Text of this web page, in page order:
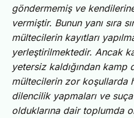
göndermemiş ve
vermiştir. Bunun yanı sıra
mültecilerin kayıtları
yerleştirilmektedir. Ancak
yetersiz kaldığından kamp
mültecilerin zor koşullarda
dilencilik yapmaları ve
olduklarına dair toplumda